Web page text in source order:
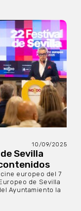
10/09/2025
Sevilla
europeo del 7
de Sevilla
Ayuntamiento la